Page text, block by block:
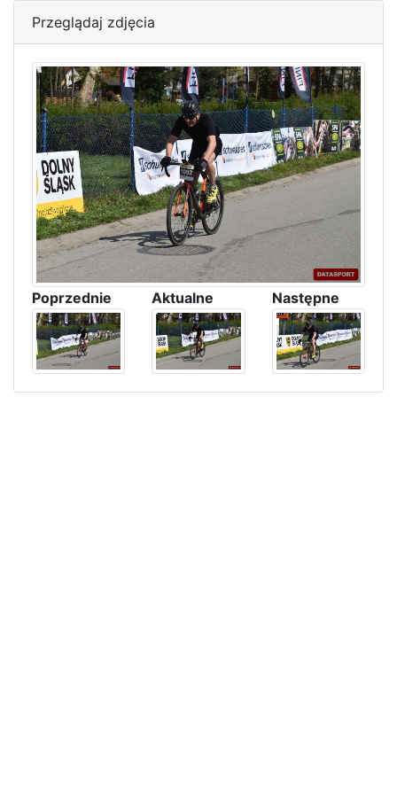
Przeglądaj zdjęcia
Poprzednie Aktualne Następne